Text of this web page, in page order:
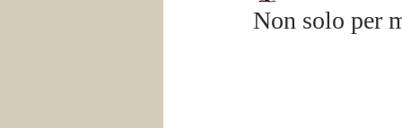
Non solo per